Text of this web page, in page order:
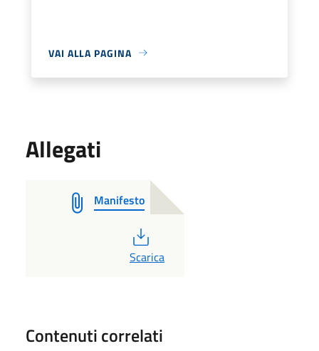
VAI ALLA PAGINA
Allegati
Manifesto
PDF
Scarica
Contenuti correlati